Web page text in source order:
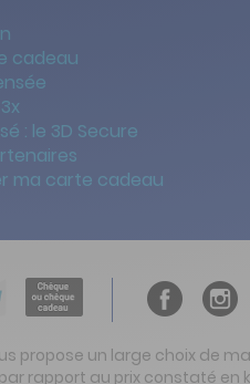
cadeau
: le 3D Secure
ma carte cadeau
propose un large choix de
rapport au prix constaté